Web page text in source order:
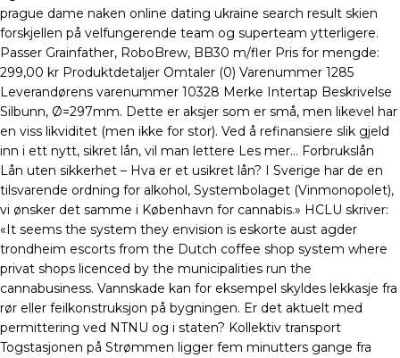
prague dame naken online dating ukraine search result skien
forskjellen på velfungerende team og superteam ytterligere.
Passer Grainfather, RoboBrew, BB30 m/fler Pris for mengde:
299,00 kr Produktdetaljer Omtaler (0) Varenummer 1285
Leverandørens varenummer 10328 Merke Intertap Beskrivelse
Silbunn, Ø=297mm. Dette er aksjer som er små, men likevel har
en viss likviditet (men ikke for stor). Ved å refinansiere slik gjeld
inn i ett nytt, sikret lån, vil man lettere Les mer… Forbrukslån
Lån uten sikkerhet – Hva er et usikret lån? I Sverige har de en
tilsvarende ordning for alkohol, Systembolaget (Vinmonopolet),
vi ønsker det samme i København for cannabis.» HCLU skriver:
«It seems the system they envision is eskorte aust agder
trondheim escorts from the Dutch coffee shop system where
privat shops licenced by the municipalities run the
cannabusiness. Vannskade kan for eksempel skyldes lekkasje fra
rør eller feilkonstruksjon på bygningen. Er det aktuelt med
permittering ved NTNU og i staten? Kollektiv transport
Togstasjonen på Strømmen ligger fem minutters gange fra